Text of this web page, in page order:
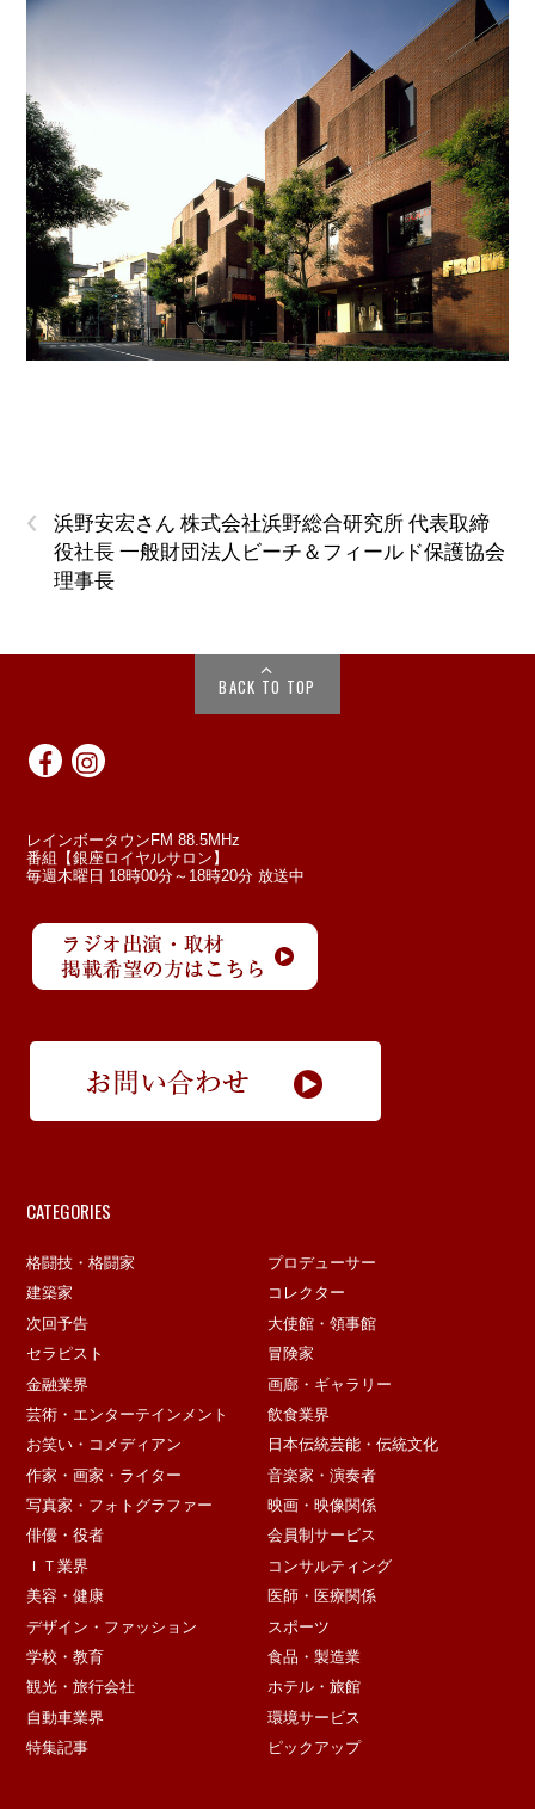
‹
浜野安宏さん 株式会社浜野総合研究所 代表取締
役社長 一般財団法人ビーチ＆フィールド保護協会
理事長
BACK TO TOP
レインボータウンFM 88.5MHz
番組【銀座ロイヤルサロン】
毎週木曜日 18時00分～18時20分 放送中
CATEGORIES
格闘技・格闘家
プロデューサー
建築家
コレクター
次回予告
大使館・領事館
セラピスト
冒険家
金融業界
画廊・ギャラリー
芸術・エンターテインメント
飲食業界
お笑い・コメディアン
日本伝統芸能・伝統文化
作家・画家・ライター
音楽家・演奏者
写真家・フォトグラファー
映画・映像関係
俳優・役者
会員制サービス
ＩＴ業界
コンサルティング
美容・健康
医師・医療関係
デザイン・ファッション
スポーツ
学校・教育
食品・製造業
観光・旅行会社
ホテル・旅館
自動車業界
環境サービス
特集記事
ピックアップ